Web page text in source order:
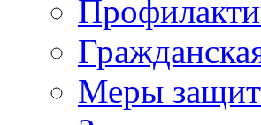
Меры